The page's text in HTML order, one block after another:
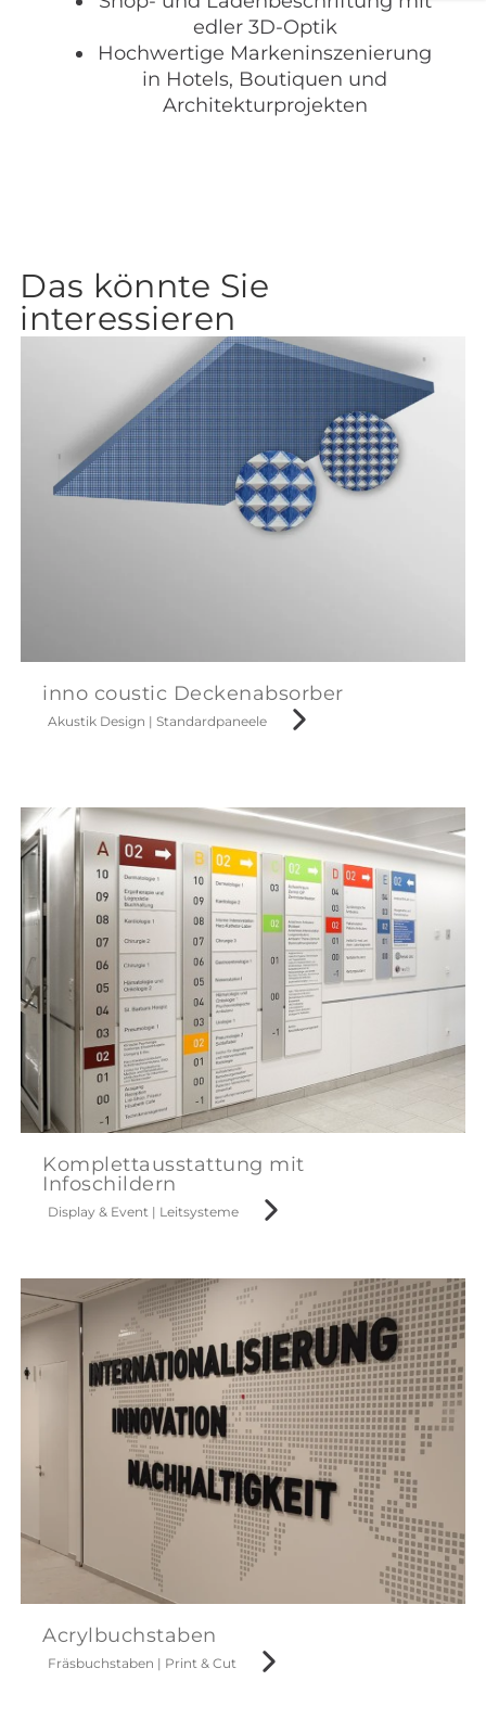
edler 3D-Optik
Hochwertige Markeninszenierung
in Hotels, Boutiquen und
Architekturprojekten
Das könnte Sie
interessieren
inno coustic Deckenabsorber
Akustik Design | Standardpaneele
Komplettausstattung mit
Infoschildern
Display & Event | Leitsysteme
Acrylbuchstaben
Fräsbuchstaben | Print & Cut